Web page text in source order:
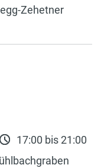
Zehetner
17:00 bis 21:00